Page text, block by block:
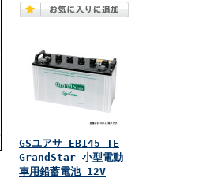
GSユアサ EB145 TE
GrandStar 小型電動
車用鉛蓄電池 12V